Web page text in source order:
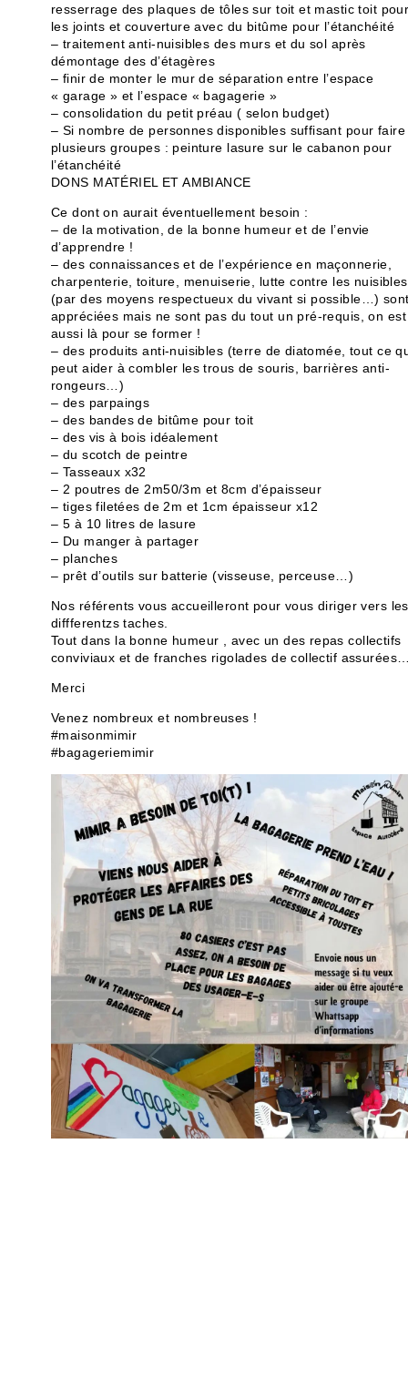
resserrage des plaques de tôles sur toit et mastic toit
les joints et couverture avec du bitûme pour l’étanchéité
– traitement anti-nuisibles des murs et du sol après
démontage des d’étagères
– finir de monter le mur de séparation entre l’espace
« garage » et l’espace « bagagerie »
– consolidation du petit préau ( selon budget)
– Si nombre de personnes disponibles suffisant pour faire
plusieurs groupes : peinture lasure sur le cabanon pour
l’étanchéité
DONS MATÉRIEL ET AMBIANCE
Ce dont on aurait éventuellement besoin :
– de la motivation, de la bonne humeur et de l’envie
d’apprendre !
– des connaissances et de l’expérience en maçonnerie,
charpenterie, toiture, menuiserie, lutte contre les nuisibles
(par des moyens respectueux du vivant si possible…)
appréciées mais ne sont pas du tout un pré-requis, on est
aussi là pour se former !
– des produits anti-nuisibles (terre de diatomée, tout ce
peut aider à combler les trous de souris, barrières anti-
rongeurs…)
– des parpaings
– des bandes de bitûme pour toit
– des vis à bois idéalement
– du scotch de peintre
– Tasseaux x32
– 2 poutres de 2m50/3m et 8cm d’épaisseur
– tiges filetées de 2m et 1cm épaisseur x12
– 5 à 10 litres de lasure
– Du manger à partager
– planches
– prêt d’outils sur batterie (visseuse, perceuse…)
Nos référents vous accueilleront pour vous diriger vers les
diffferentzs taches.
Tout dans la bonne humeur , avec un des repas collectifs
conviviaux et de franches rigolades de collectif
Merci
Venez nombreux et nombreuses !
#maisonmimir
#bagageriemimir